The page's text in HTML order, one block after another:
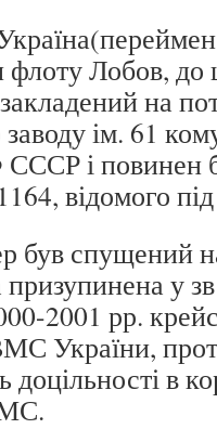
Лобов, до
на
ім. 61
і повинен
відомого
був спущений
у
2001 рр.
України,
доцільності в